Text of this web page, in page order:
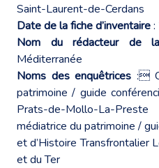
Saint-Laurent-de-Cerdans
Date de la fiche d’inventaire
Nom du rédacteur de
Méditerranée
Noms des enquêtrices :
patrimoine / guide
Prats-de-Mollo-La-
médiatrice du patrimoine /
et d’Histoire Transfrontalier
et du Ter